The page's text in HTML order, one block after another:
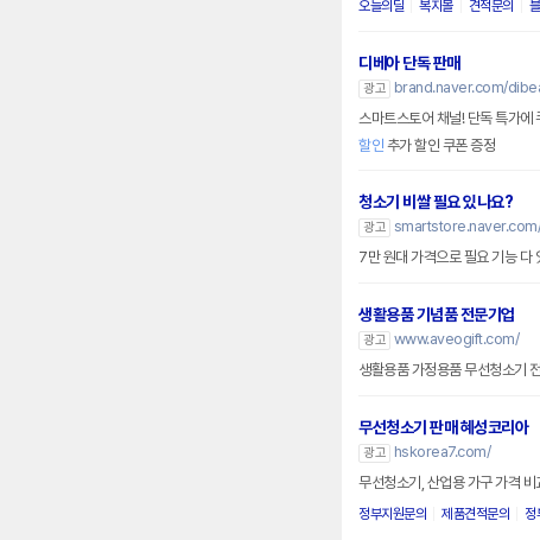
오늘의딜 복지몰 견적문의
디베아 단독 판매
광고
brand.naver.com/
스마트스토어 채널! 단독 특가에
할인 추가 할인 쿠폰 증정
청소기 비쌀 필요 있나요?
광고
7만 원대 가격으로 필요 기능 다
생활용품 기념품 전문기업
광고 www.aveogift.com/
생활용품 가정용품 무선청소기
무선청소기 판매 혜성코리아
광고
hskorea7.com/
무선청소기, 산업용 가구 가격
정부지원문의 제품견적문의 정